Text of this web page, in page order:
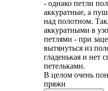
- однако петли
аккуратные, а
над полотном.
аккуратными в
петлями - при
вытянуться из
гладенькая и нет
петельками.
В целом очень
пряжи